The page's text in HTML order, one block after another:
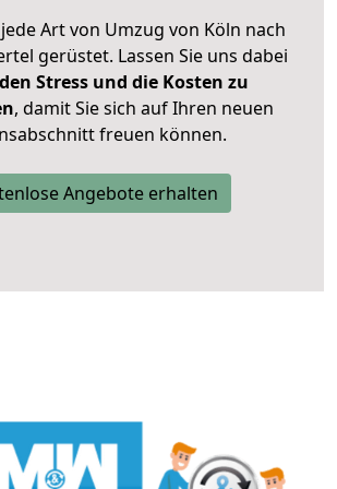
Art von Umzug von Köln nach
gerüstet. Lassen Sie uns dabei
den Stress und die Kosten zu
, damit Sie sich auf Ihren neuen
freuen können.
Angebote erhalten